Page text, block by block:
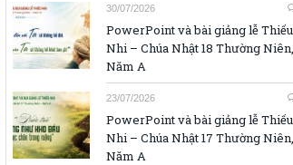
30/07/2026
PowerPoint và bài giảng lễ Thiếu
Nhi – Chúa Nhật 18 Thường Niên,
Năm A
23/07/2026
PowerPoint và bài giảng lễ Thiếu
Nhi – Chúa Nhật 17 Thường Niên,
Năm A